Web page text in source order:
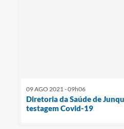
09 AGO 2021 - 09h06
Diretoria da Saúde de
testagem Covid-19